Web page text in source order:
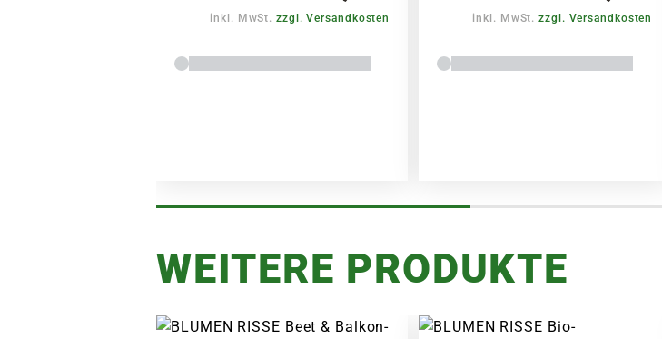
inkl. MwSt.zzgl. Versandkosten inkl. MwSt.zzgl. Versandkosten
WEITERE PRODUKTE